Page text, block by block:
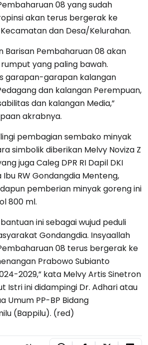
08 yang sudah
akan terus bergerak ke
dan Desa/Kelurahan.
Barisan Pembaharuan 08 akan
yang paling bawah.
garapan-garapan kalangan
dan kalangan Perempuan,
dan kalangan Media,”
akrabnya.
pembagian sembako minyak
simbolik diberikan Melvy Noviza Z
juga Caleg DPR RI Dapil DKI
RW Gondangdia Menteng,
pemberian minyak goreng ini
800 ml.
ini sebagai wujud peduli
Gondangdia. Insyaallah
08 terus bergerak ke
Prabowo Subianto
2029,” kata Melvy Artis Sinetron
Istri ini didampingi Dr. Adhari atau
Umum PP-BP Bidang
(Bappilu). (red)